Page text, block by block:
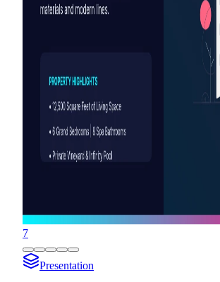
7
Presentation